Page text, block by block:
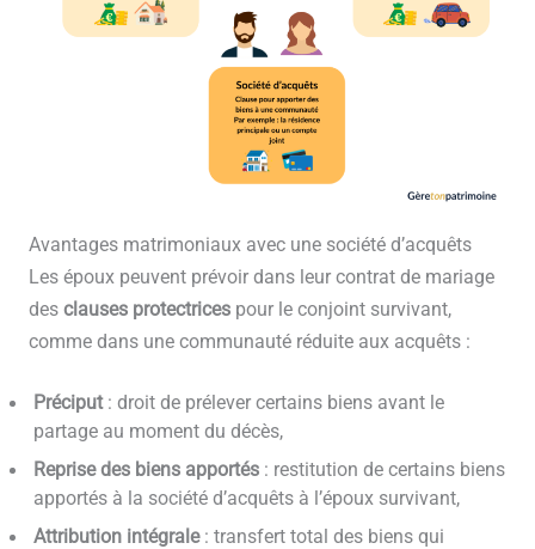
Avantages matrimoniaux avec une société d’acquêts
Les époux peuvent prévoir dans leur contrat de mariage
des clauses protectricespour le conjoint survivant,
comme dans une communauté réduite aux acquêts :
Préciput: droit de prélever certains biens avant le
partage au moment du décès,
Reprise des biens apportés: restitution de certains biens
apportés à la société d’acquêts à l’époux survivant,
Attribution intégrale: transfert total des biens qui